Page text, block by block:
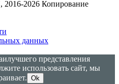
2026 Копирование
данных
представления
использовать сайт, мы
Ok